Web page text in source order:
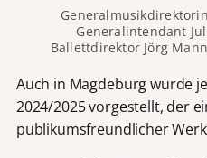
Generalintendant
Ballettdirektor Jörg
Auch in Magdeburg wurde
2024/2025 vorgestellt, der
publikumsfreundlicher